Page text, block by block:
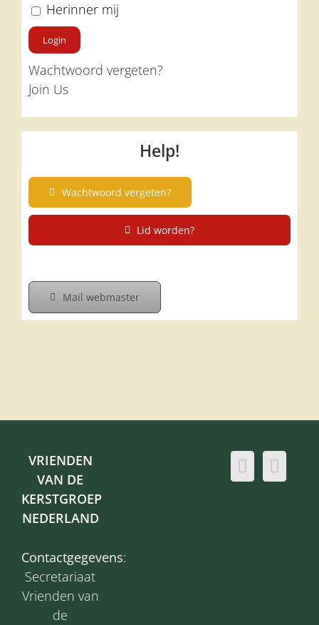
Herinner mij
Wachtwoord vergeten?
Join Us
Help!
Wachtwoord vergeten?
Lid worden?
Mail webmaster
VRIENDEN
VAN DE
KERSTGROEP
NEDERLAND
Contactgegevens:
Secretariaat
Vrienden van
de